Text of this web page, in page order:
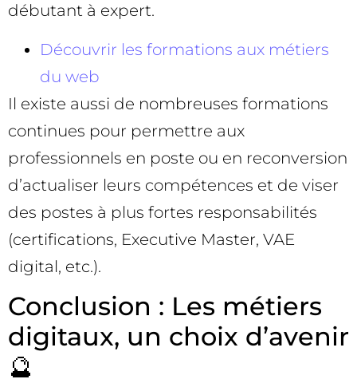
débutant à expert.
Découvrir les formations aux métiers
du web
Il existe aussi de nombreuses formations
continues pour permettre aux
professionnels en poste ou en reconversion
d’actualiser leurs compétences et de viser
des postes à plus fortes responsabilités
(certifications, Executive Master, VAE
digital, etc.).
Conclusion : Les métiers
digitaux, un choix d’avenir
🔮